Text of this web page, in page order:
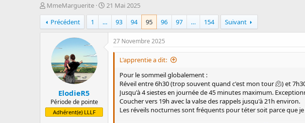
D
é
m
a
MmeMarguerite
D
a
t
e
21 Mai 2025
Précédent
1 … 93 94 95 96 97 … 154 Suivant
ElodieR5
Période de pointe
Adhérent(e) LLLF
27 Novembre 2025
L'apprentie a dit:
Pour le sommeil globalement :
Réveil entre 6h30 (trop souvent quand c'est mon tour 🫠) et
Jusqu'à 4 siestes en journée de 45 minutes maximum.
Coucher vers 19h avec la valse des rappels jusqu'à 21h environ.
Les réveils nocturnes sont fréquents pour téter soit parce que